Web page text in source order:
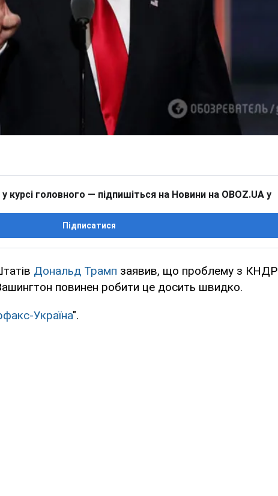
курсі головного — підпишіться на Новини на OBOZ.UA у
Підписатися
Дональд Трамп заявив, що проблему з КНДР
повинен робити це досить швидко.
Україна".